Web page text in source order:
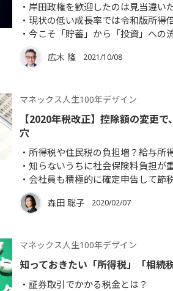
岸田政権を歓迎したのは見当違い
現状の低い成長率では令和版所得
今こそ「貯蓄」から「投資」への
広木 隆 2021/10/08
マネックス人生100年デザイン
【2020年税改正】控除額の変更
穴
所得税や住民税の負担増？給与所
知らないうちに社会保険料負担が
会社員も積極的に確定申告して節
森田 聡子 2020/02/07
マネックス人生100年デザイン
知っておきたい「所得税」「相続
証券取引でかかる税金とは？